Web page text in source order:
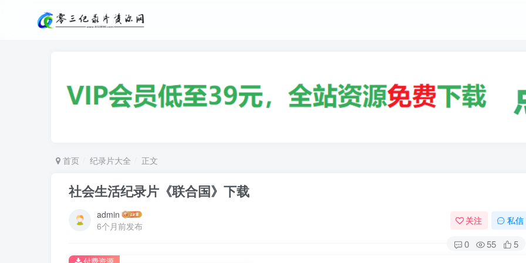
首页 纪录片大全 正文
社会生活纪录片《联合国》下载
admin
6个月前发布
关注 私信
0 55 5